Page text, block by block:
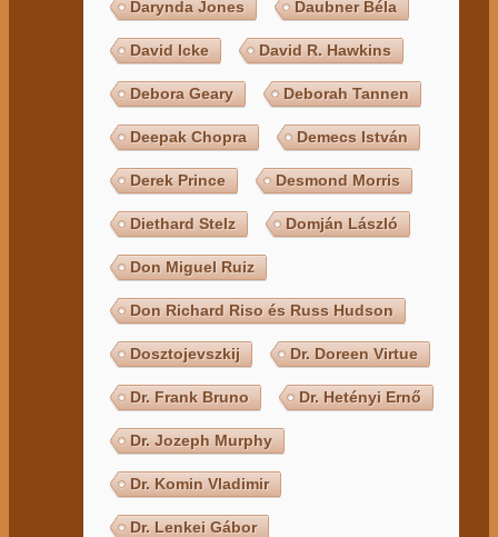
Darynda Jones Daubner Béla
David Icke David R. Hawkins
Debora Geary Deborah Tannen
Deepak Chopra Demecs István
Derek Prince Desmond Morris
Diethard Stelz Domján László
Don Miguel Ruiz
Don Richard Riso és Russ Hudson
Dosztojevszkij Dr. Doreen Virtue
Dr. Frank Bruno Dr. Hetényi Ernő
Dr. Jozeph Murphy
Dr. Komin Vladimir
Dr. Lenkei Gábor